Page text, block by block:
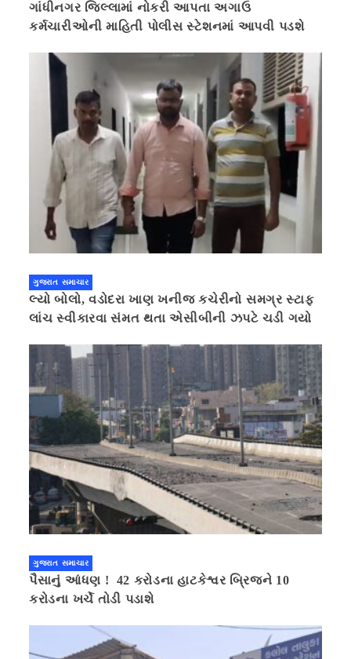
ગાંધીનગર જિલ્લામાં નોકરી આપતા અગાઉ
કર્મચારીઓની માહિતી પોલીસ સ્ટેશનમાં આપવી પડશે
ગુજરાત સમાચાર
લ્યો બોલો, વડોદરા ખાણ ખનીજ કચેરીનો સમગ્ર સ્ટાફ
લાંચ સ્વીકારવા સંમત થતા એસીબીની ઝપટે ચડી ગયો
ગુજરાત સમાચાર
પૈસાનું આંધણ ! 42 કરોડના હાટકેશ્વર બ્રિજને 10
કરોડના ખર્ચે તોડી પડાશે